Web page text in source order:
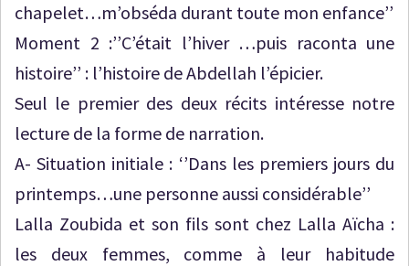
chapelet…m’obséda durant toute mon enfance’’
Moment 2 :’’C’était l’hiver …puis raconta une
histoire’’ : l’histoire de Abdellah l’épicier.
Seul le premier des deux récits intéresse notre
lecture de la forme de narration.
A- Situation initiale : ‘’Dans les premiers jours du
printemps…une personne aussi considérable’’
Lalla Zoubida et son fils sont chez Lalla Aïcha :
les deux femmes, comme à leur habitude